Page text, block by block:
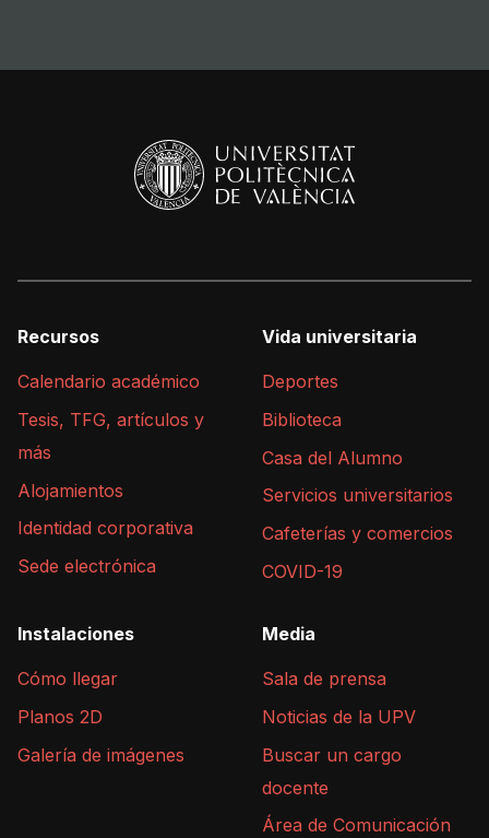
Recursos
Calendario académico
Tesis, TFG, artículos y
más
Alojamientos
Identidad corporativa
Sede electrónica
Vida universitaria
Deportes
Biblioteca
Casa del Alumno
Servicios universitarios
Cafeterías y comercios
COVID-19
Instalaciones
Cómo llegar
Planos 2D
Galería de imágenes
Media
Sala de prensa
Noticias de la UPV
Buscar un cargo
docente
Área de Comunicación